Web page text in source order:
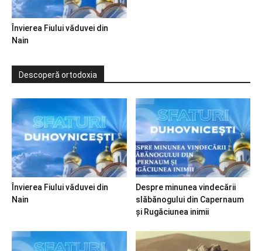
Învierea Fiului văduvei din
Nain
Descoperă ortodoxia
Învierea Fiului văduvei din
Nain
Despre minunea vindecării
slăbănogului din Capernaum
și Rugăciunea inimii